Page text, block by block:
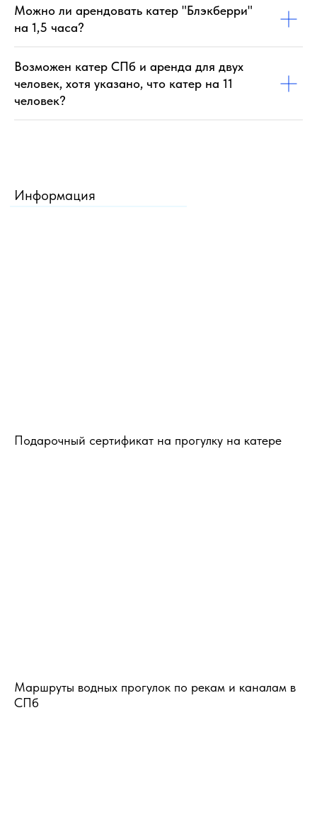
Можно ли арендовать катер "Блэкберри"
на 1,5 часа?
Возможен катер СПб и аренда для двух
человек, хотя указано, что катер на 11
человек?
Информация
Подарочный сертификат на прогулку на катере
Маршруты водных прогулок по рекам и каналам в
СПб